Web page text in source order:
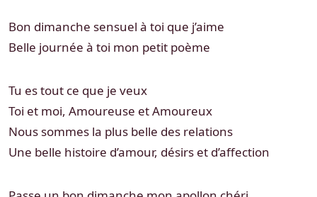
Bon dimanche sensuel à toi que j’aime
Belle journée à toi mon petit poème
Tu es tout ce que je veux
Toi et moi, Amoureuse et Amoureux
Nous sommes la plus belle des relations
Une belle histoire d’amour, désirs et d’affection